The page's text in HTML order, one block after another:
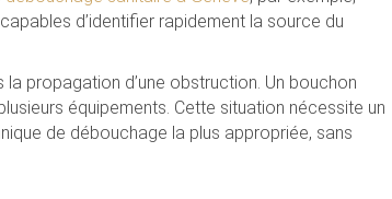
d’identifier rapidement la source du
propagation d’une obstruction. Un bouchon
équipements. Cette situation nécessite un
de débouchage la plus appropriée, sans